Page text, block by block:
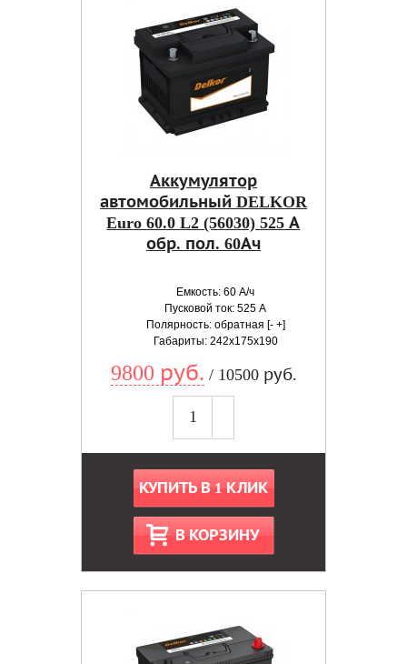
Аккумулятор
автомобильный DELKOR
Euro 60.0 L2 (56030) 525 А
обр. пол. 60Ач
Емкость: 60 А/ч
Пусковой ток: 525 А
Полярность: обратная [- +]
Габариты: 242x175x190
9800 руб. / 10500 руб.
КУПИТЬ В 1 КЛИК
В КОРЗИНУ